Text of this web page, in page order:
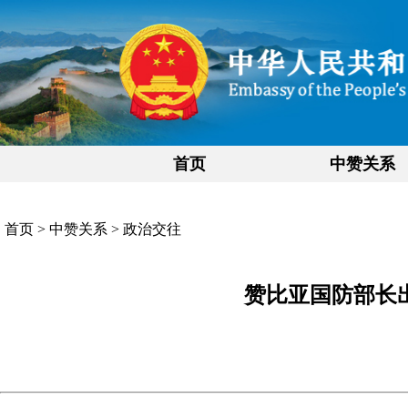
首页 中赞关系
首页 > 中赞关系 > 政治交往
赞比亚国防部长